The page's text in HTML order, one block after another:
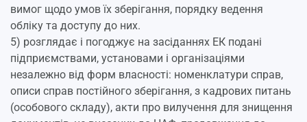
вимог щодо умов їх зберігання, порядку ведення
обліку та доступу до них.
5) розглядає і погоджує на засіданнях ЕК подані
підприємствами, установами і організаціями
незалежно від форм власності: номенклатури справ,
описи справ постійного зберігання, з кадрових питань
(особового складу), акти про вилучення для знищення